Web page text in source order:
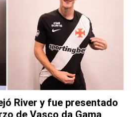
River y fue presentado
de Vasco da Gama